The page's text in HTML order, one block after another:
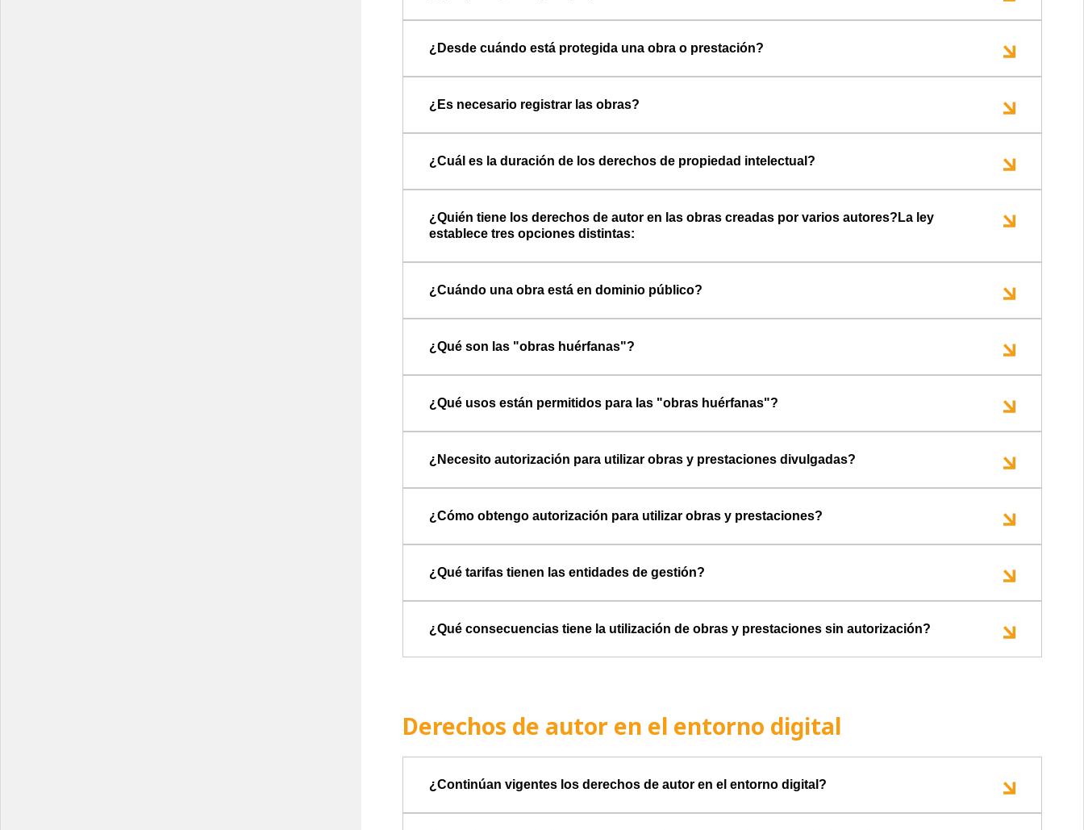
¿Desde cuándo está protegida una obra o prestación?
¿Es necesario registrar las obras?
¿Cuál es la duración de los derechos de propiedad intelectual?
¿Quién tiene los derechos de autor en las obras creadas por varios autores?La ley
establece tres opciones distintas:
¿Cuándo una obra está en dominio público?
¿Qué son las "obras huérfanas"?
¿Qué usos están permitidos para las "obras huérfanas"?
¿Necesito autorización para utilizar obras y prestaciones divulgadas?
¿Cómo obtengo autorización para utilizar obras y prestaciones?
¿Qué tarifas tienen las entidades de gestión?
¿Qué consecuencias tiene la utilización de obras y prestaciones sin autorización?
Derechos de autor en el entorno digital
¿Continúan vigentes los derechos de autor en el entorno digital?